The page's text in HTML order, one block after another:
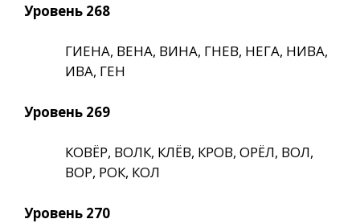
Уровень 268
ГИЕНА, ВЕНА, ВИНА, ГНЕВ, НЕГА, НИВА,
ИВА, ГЕН
Уровень 269
КОВЁР, ВОЛК, КЛЁВ, КРОВ, ОРЁЛ, ВОЛ,
ВОР, РОК, КОЛ
Уровень 270